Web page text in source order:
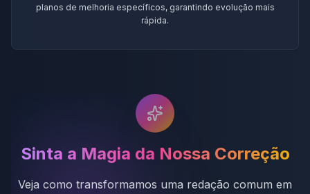
planos de melhoria específicos, garantindo evolução mais
rápida.
Sinta a Magia da Nossa Correção
Veja como transformamos uma redação comum em